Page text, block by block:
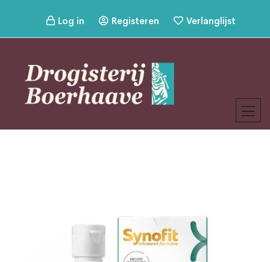
Log in Registeren Verlanglijst